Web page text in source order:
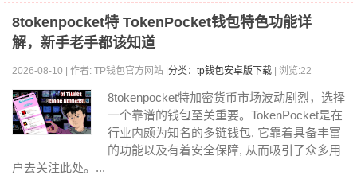
8tokenpocket特 TokenPocket钱包特色功能详
解，新手老手都该知道
2026-08-10 | 作者: TP钱包官方网站 | 分类：tp钱包安卓版下载 | 浏览:22
8tokenpocket特加密货币市场波动剧烈，选择
一个靠谱的钱包至关重要。TokenPocket是在
行业内颇为知名的多链钱包, 它靠着具备丰富
的功能以及有着安全保障, 从而吸引了众多用
户去关注此处。...